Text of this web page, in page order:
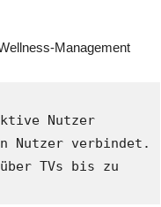
Management
Nutzer
Nutzer verbindet.
TVs bis zu